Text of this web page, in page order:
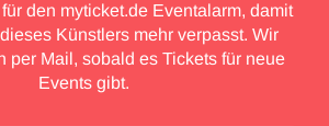
den myticket.de Eventalarm, damit
Künstlers mehr verpasst. Wir
per Mail, sobald es Tickets für neue
Events gibt.